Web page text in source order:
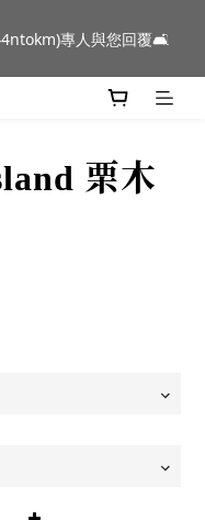
專人與您回覆🛋️
新品 Barcarolle 臺中樂
栗木